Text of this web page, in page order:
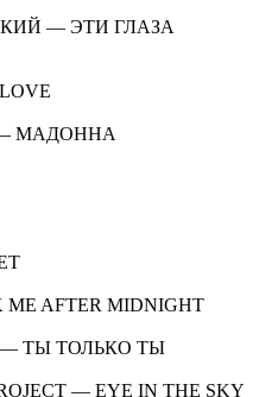
— ЭТИ ГЛАЗА
МАДОННА
AFTER MIDNIGHT
ТЫ ТОЛЬКО ТЫ
— EYE IN THE SKY